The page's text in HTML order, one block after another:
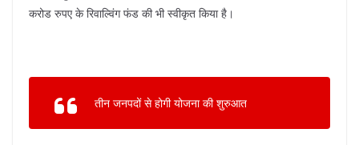
करोड रुपए के रिवाल्विंग फंड की भी स्वीकृत किया है।
तीन जनपदों से होगी योजना की शुरुआत